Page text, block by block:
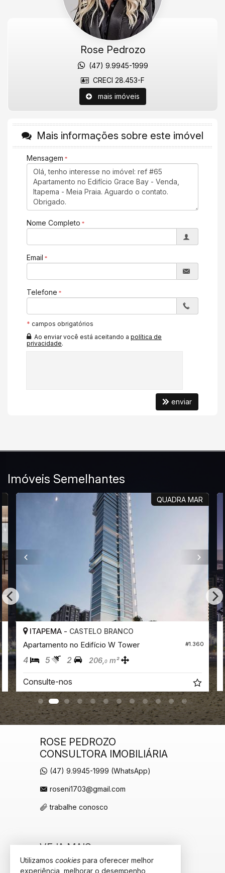
Valores sujeitos a alteração sem aviso prévio.
Características do Imóvel
Aquecimento de Água
Sacada com Churrasqueira
Sala de Estar
Cozinha
Lavabo
Características do Empreendimento
Sauna
Sala de Jogos
Salão de Festas
Piscina
Espaço Fitness
Medidores Individuais
Playground
Automação Predial
Câmeras de Segurança
Elevador
Espaço Zen
Entrada para Banhistas
Box de Praia
Hall Decorado e Mobiliado
Rose Pedrozo
(47) 9.9945-1999
CRECI 28.453-F
mais imóveis
Mais informações sobre este imóvel
Mensagem
Nome Completo
Email
Telefone
* campos obrigatórios
Ao enviar você está aceitando a política de
privacidade.
enviar
Imóveis Semelhantes
QUADRA MAR
#1.360
ITAPEMA - CASTELO BRANCO
Apartamento no Edifício W Tower
4 5 2 206,0 m²
Consulte-nos
ROSE PEDROZO
CONSULTORA IMOBILIÁRIA
(47) 9.9945-1999 (WhatsApp)
roseni1703@gmail.com
trabalhe conosco
VEJA MAIS
receba nosso newsletter
Utilizamos cookies para oferecer melhor
experiência, melhorar o desempenho,